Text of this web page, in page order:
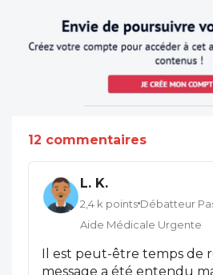
12 commentaires
L. K.
2,4 k points Débatteur
Aide Médicale Urgente
Il est peut-être temps de
message a été entendu mais